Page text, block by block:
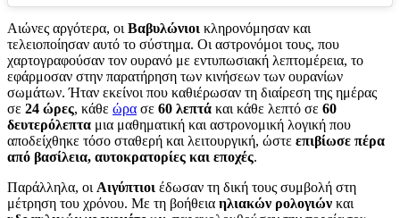
Αιώνες αργότερα, οι Βαβυλώνιοι κληρονόμησαν και
τελειοποίησαν αυτό το σύστημα. Οι αστρονόμοι τους, που
χαρτογραφούσαν τον ουρανό με εντυπωσιακή λεπτομέρεια, το
εφάρμοσαν στην παρατήρηση των κινήσεων των ουρανίων
σωμάτων. Ήταν εκείνοι που καθιέρωσαν τη διαίρεση της ημέρας
σε 24 ώρες, κάθε ώρα σε 60 λεπτά και κάθε λεπτό σε 60
δευτερόλεπτα μια μαθηματική και αστρονομική λογική που
αποδείχθηκε τόσο σταθερή και λειτουργική, ώστε επιβίωσε πέρα
από βασίλεια, αυτοκρατορίες και εποχές.
Παράλληλα, οι Αιγύπτιοι έδωσαν τη δική τους συμβολή στη
μέτρηση του χρόνου. Με τη βοήθεια ηλιακών ρολογιών και